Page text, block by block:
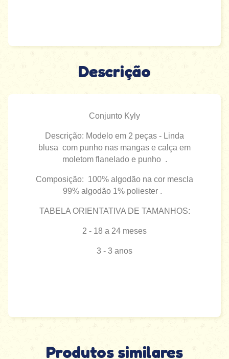
Descrição
Conjunto Kyly
Descrição: Modelo em 2 peças - Linda
blusa com punho nas mangas e calça em
moletom flanelado e punho .
Composição: 100% algodão na cor mescla
99% algodão 1% poliester .
TABELA ORIENTATIVA DE TAMANHOS:
2 - 18 a 24 meses
3 - 3 anos
Produtos similares